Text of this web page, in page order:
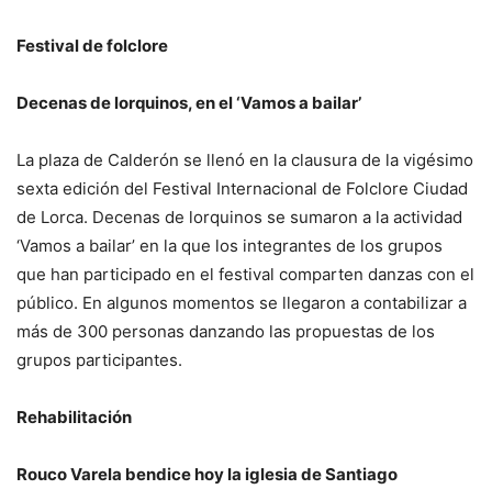
Festival de folclore
Decenas de lorquinos, en el ‘Vamos a bailar’
La plaza de Calderón se llenó en la clausura de la vigésimo
sexta edición del Festival Internacional de Folclore Ciudad
de Lorca. Decenas de lorquinos se sumaron a la actividad
‘Vamos a bailar’ en la que los integrantes de los grupos
que han participado en el festival comparten danzas con el
público. En algunos momentos se llegaron a contabilizar a
más de 300 personas danzando las propuestas de los
grupos participantes.
Rehabilitación
Rouco Varela bendice hoy la iglesia de Santiago